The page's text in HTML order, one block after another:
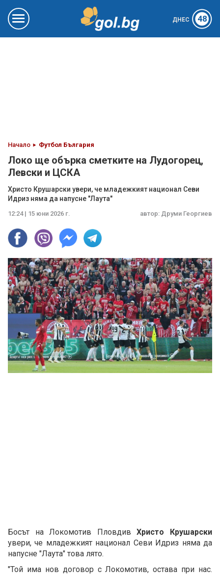
ДНЕС 48
Начало Футбол България
Локо ще обърка сметките на Лудогорец,
Левски и ЦСКА
Христо Крушарски увери, че младежкият национал Севи
Идриз няма да напусне "Лаута"
12:24 | 15 юни 2026 г. автор: Друми Георгиев
Босът на Локомотив ПловдивХристо Крушарски
увери, че младежкият национал Севи Идриз няма да
напусне "Лаута" това лято.
"Той има нов договор с Локомотив, остава при нас.